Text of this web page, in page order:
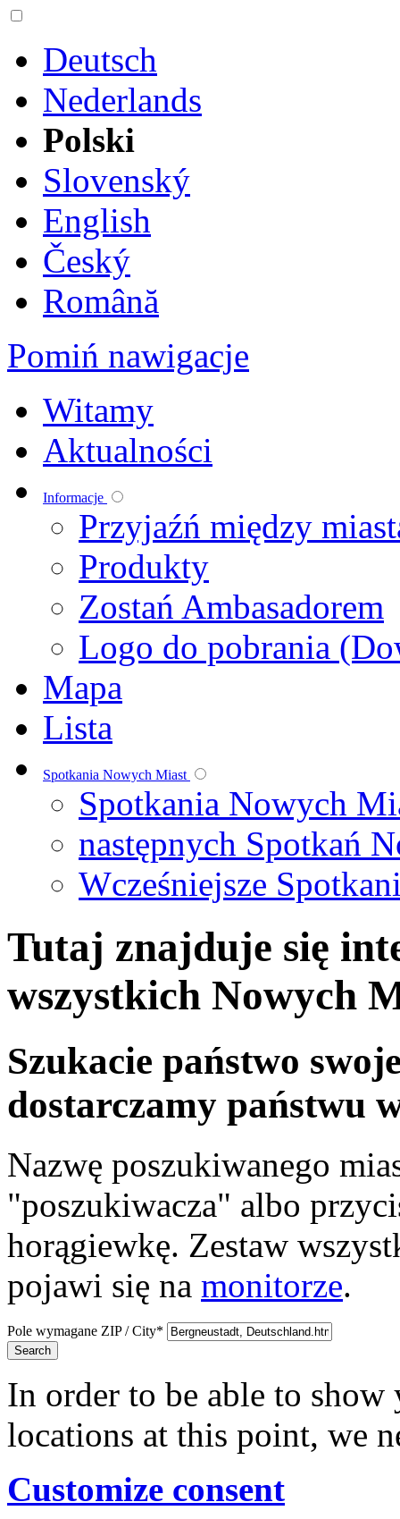
Deutsch
Nederlands
Polski
Slovenský
English
Český
Română
Pomiń nawigacje
Witamy
Aktualności
Informacje
Przyjaźń między
Produkty
Zostań Ambasadorem
Logo do pobrania
Mapa
Lista
Spotkania Nowych Miast
Spotkania Nowych
następnych Spotkań
Wcześniejsze
Tutaj znajduje się
wszystkich Nowych
Szukacie państwo
dostarczamy państwu
Nazwę poszukiwanego
"poszukiwacza" albo
horągiewkę. Zestaw
pojawi się na monitorze.
Pole wymagane ZIP / City*
Search
In order to be able to
locations at this point, we
Customize consent